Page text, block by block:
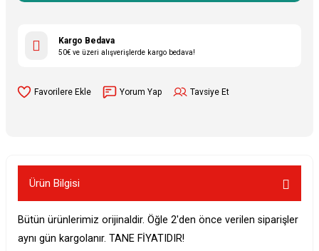
Kargo Bedava
50€ ve üzeri alışverişlerde kargo bedava!
Yorum Yap Tavsiye Et
Ürün Bilgisi
Bütün ürünlerimiz orijinaldir. Öğle 2'den önce verilen siparişler
aynı gün kargolanır. TANE FİYATIDIR!